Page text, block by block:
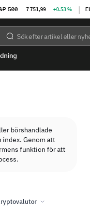
7 751,99 +0.53 % | EUR/
börshandlade
index. Genom att
funktion för att